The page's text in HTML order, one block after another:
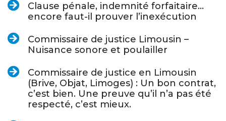
Clause pénale, indemnité forfaitaire…
encore faut-il prouver l’inexécution
Commissaire de justice Limousin –
Nuisance sonore et poulailler
Commissaire de justice en Limousin
(Brive, Objat, Limoges) : Un bon contrat,
c’est bien. Une preuve qu’il n’a pas été
respecté, c’est mieux.